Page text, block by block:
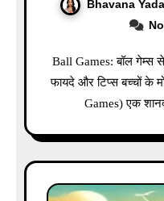
Bhavana
Ball Games: बॉल गेम्स से बच्चों की मोटर स्किल्स का विकास:
फायदे और टिप्स बच्चों के
Games) एक